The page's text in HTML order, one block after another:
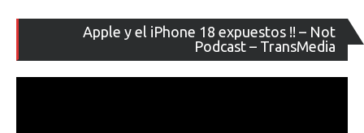
Apple y el iPhone 18 expuestos !! – Not
Podcast – TransMedia
de